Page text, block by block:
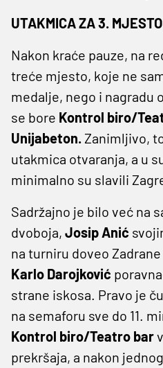
UTAKMICA ZA 3. MJESTO
Nakon kraće pauze, na
treće mjesto, koje ne
medalje, nego i nagradu
se bore Kontrol biro/
Unijabeton. Zanimljivo,
utakmica otvaranja, a u
minimalno su slavili
Sadržajno je bilo već na
dvoboja, Josip Anić
na turniru doveo
Karlo Darojković
strane iskosa. Pravo je
na semaforu sve do 11.
Kontrol biro/Teatro bar
prekršaja, a nakon